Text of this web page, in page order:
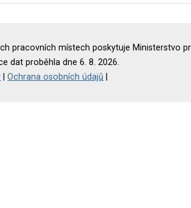
pracovních místech poskytuje Ministerstvo
dat proběhla dne 6. 8. 2026.
|Ochrana osobních údajů